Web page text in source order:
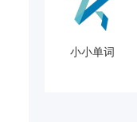
小小单词